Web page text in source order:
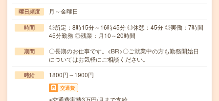
曜日頻度 月～金曜日
時間
◎所定：8時15分～16時45分 ◎休憩：45分 ◎実働：7時間
45分勤務 ◎残業：月10～20時間
期間
〇長期のお仕事です。<BR>〇ご就業中の方も勤務開始日
についてはお気軽にご相談ください。
時給 1800円～1900円
交通費
※交通費実費3万円/月まで支給